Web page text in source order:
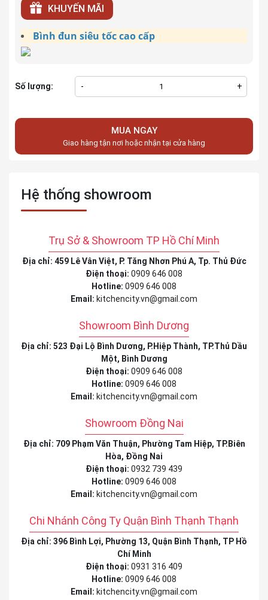
KHUYẾN MÃI
Bình đun siêu tốc cao cấp
Số lượng: - +
MUA NGAY
Giao hàng tận nơi hoặc nhận tại cửa hàng
Hệ thống showroom
Trụ Sở & Showroom TP Hồ Chí Minh
Địa chỉ: 459 Lê Vân Việt, P. Tăng Nhơn Phú A, Tp. Thủ Đức
Điện thoại: 0909 646 008
Hotline: 0909 646 008
Email: kitchencity.vn@gmail.com
Showroom Bình Dương
Địa chỉ: 523 Đại Lộ Bình Dương, P.Hiệp Thành, TP.Thủ Dầu
Một, Bình Dương
Điện thoại: 0909 646 008
Hotline: 0909 646 008
Email: kitchencity.vn@gmail.com
Showroom Đồng Nai
Địa chỉ: 709 Phạm Văn Thuận, Phường Tam Hiệp, TP.Biên
Hòa, Đồng Nai
Điện thoại: 0932 739 439
Hotline: 0909 646 008
Email: kitchencity.vn@gmail.com
Chi Nhánh Công Ty Quận Bình Thạnh Thạnh
Địa chỉ: 396 Bình Lợi, Phường 13, Quận Bình Thạnh, TP Hồ
Chí Minh
Điện thoại: 0931 316 409
Hotline: 0909 646 008
Email: kitchencity.vn@gmail.com